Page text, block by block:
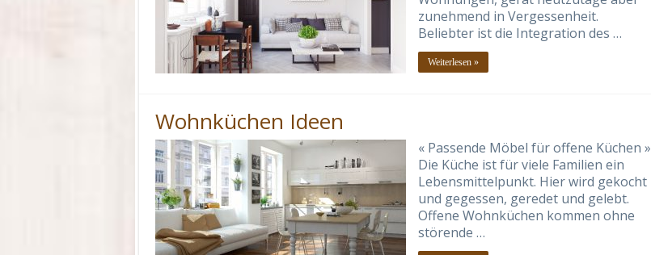
zunehmend in Vergessenheit.
Beliebter ist die Integration des …
Weiterlesen »
Wohnküchen Ideen
« Passende Möbel für offene Küchen »
Die Küche ist für viele Familien ein
Lebensmittelpunkt. Hier wird gekocht
und gegessen, geredet und gelebt.
Offene Wohnküchen kommen ohne
störende …